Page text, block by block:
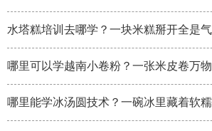
水塔糕培训去哪学？一块米糕掰开全是
哪里可以学越南小卷粉？一张米皮卷万
哪里能学冰汤圆技术？一碗冰里藏着软